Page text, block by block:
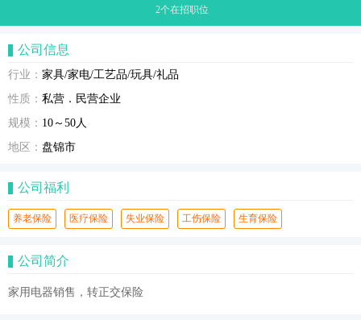
2个在招职位
公司信息
行业： 家具/家电/工艺品/玩具/礼品
性质： 私营．民营企业
规模： 10～50人
地区： 盘锦市
公司福利
养老保险 医疗保险 失业保险 工伤保险 生育保险
公司简介
家用电器销售，转正交保险